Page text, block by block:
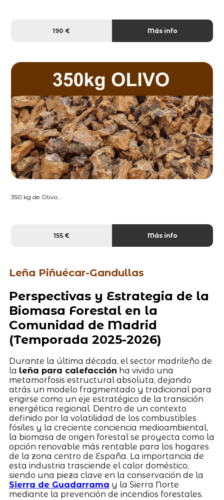
190 € Más info
350 kg de Olivo...
155 € Más info
Leña Piñuécar-Gandullas
Perspectivas y Estrategia de la
Biomasa Forestal en la
Comunidad de Madrid
(Temporada 2025-2026)
Durante la última década, el sector madrileño de
la leña para calefacción ha vivido una
metamorfosis estructural absoluta, dejando
atrás un modelo fragmentado y tradicional para
erigirse como un eje estratégico de la transición
energética regional. Dentro de un contexto
definido por la volatilidad de los combustibles
fósiles y la creciente conciencia medioambiental,
la biomasa de origen forestal se proyecta como la
opción renovable más rentable para los hogares
de la zona centro de España. La importancia de
esta industria trasciende el calor doméstico,
siendo una pieza clave en la conservación de la
Sierra de Guadarrama y la Sierra Norte
mediante la prevención de incendios forestales.